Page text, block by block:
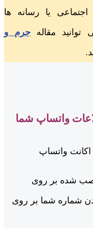
یا رسانه ها
مقاله
جرم و
واتساپ شما
شده بر روی
شماره شما بر روی